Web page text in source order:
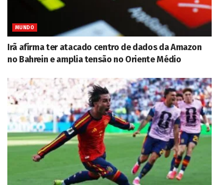
MUNDO
Irã afirma ter atacado centro de dados da Amazon
no Bahrein e amplia tensão no Oriente Médio